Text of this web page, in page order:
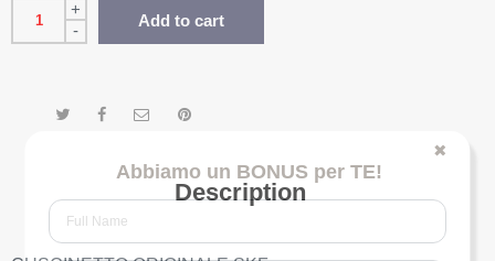
+
-
Add to cart
Description
✖
Abbiamo un BONUS per TE!